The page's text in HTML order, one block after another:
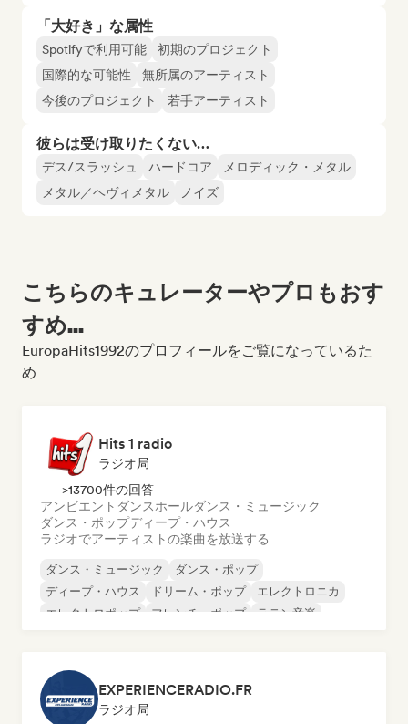
「大好き」な属性
Spotifyで利用可能
初期のプロジェクト
国際的な可能性
無所属のアーティスト
今後のプロジェクト
若手アーティスト
彼らは受け取りたくない…
デス/スラッシュ ハードコア
メロディック・メタル
メタル／ヘヴィメタル
ノイズ
こちらのキュレーターやプロもおす
すめ...
EuropaHits1992のプロフィールをご覧になっているた
め
Hits 1 radio
ラジオ局
>13700件の回答
アンビエント ダンスホールダンス・ミュージック
ダンス・ポップディープ・ハウス
ラジオでアーティストの楽曲を放送する
ダンス・ミュージック
ダンス・ポップ
ディープ・ハウス
ドリーム・ポップ
エレクトロニカ
エレクトロポップ
フレンチ・ポップ ラテン音楽
EXPERIENCERADIO.FR
ラジオ局